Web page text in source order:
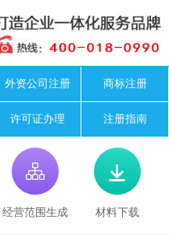
外资公司注册 商标注册
许可证办理 注册指南

经营范围生成

材料下载